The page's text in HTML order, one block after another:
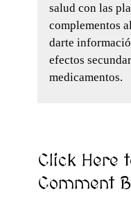
salud con las
complementos
darte
efectos
medicamentos.
Click Here
Comment